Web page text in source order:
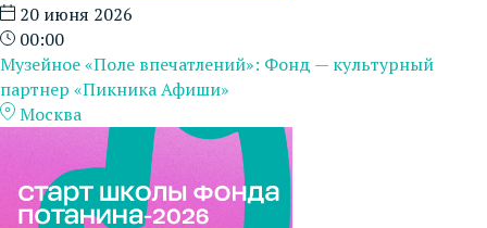
20 июня 2026
00:00
Музейное «Поле впечатлений»: Фонд — культурный
партнер «Пикника Афиши»
Москва